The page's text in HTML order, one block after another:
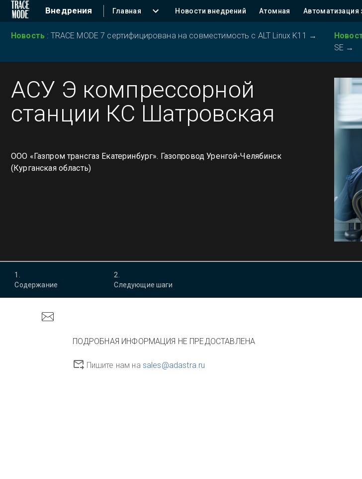
Внедрения Главная Новости внедрений Атомная Автоматизация
Новость : TRACE MODE 7 сертифицирована на совместимость с ALT Linux K11 →
SE →
АСУ Э компрессорной
станции КС Шатровская
ООО «Газпром трансгаз Екатеринбург». Газопровод Уренгой-Челябинск
(Курганская область)
1
Содержание
2
Следующие шаги
ПОДРОБНАЯ ИНФОРМАЦИЯ НЕ ПРЕДОСТАВЛЕНА
Пишите нам на sales@adastra.ru